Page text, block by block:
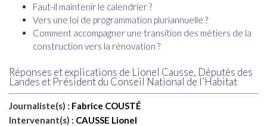
Faut-il maintenir le calendrier ?
Vers une loi de programmation pluriannuelle ?
Comment accompagner une transition des métiers de la
construction vers la rénovation ?
Réponses et explications de Lionel Causse, Députés des
Landes et Président du Conseil National de l’Habitat
Journaliste(s) : Fabrice COUSTÉ
Intervenant(s) : CAUSSE Lionel